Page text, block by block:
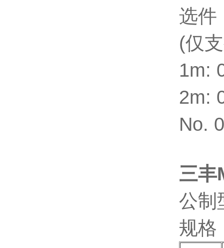
选件
(仅
1m:
2m:
No.
三丰
公制
规格